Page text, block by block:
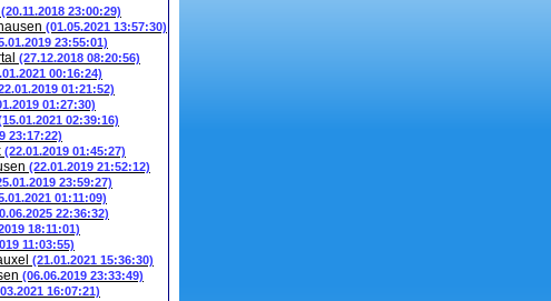
(20.11.2018 23:00:29)
(01.05.2021 13:57:30)
23:55:01)
(27.12.2018 08:20:56)
00:16:24)
01:21:52)
01:27:30)
02:39:16)
23:17:22)
(22.01.2019 01:45:27)
(22.01.2019 21:52:12)
23:59:27)
01:11:09)
22:36:32)
18:11:01)
11:03:55)
(21.01.2021 15:36:30)
(06.06.2019 23:33:49)
16:07:21)